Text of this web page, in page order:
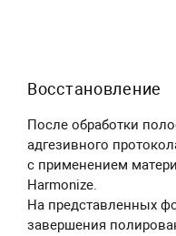
Восстановление
После обработки
адгезивного
с применением
Harmonize.
На представленных
завершения